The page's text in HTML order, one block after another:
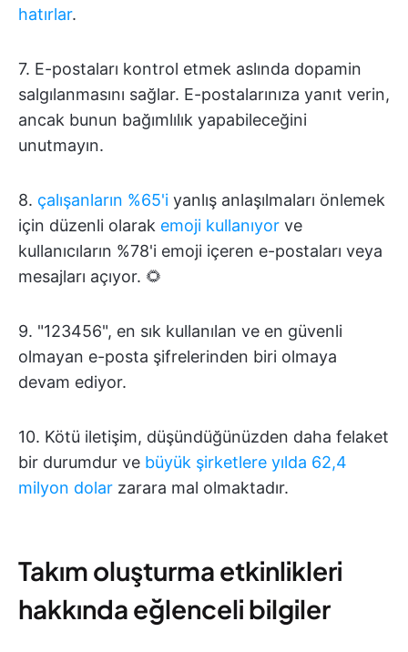
hatırlar.
7. E-postaları kontrol etmek aslında dopamin
salgılanmasını sağlar. E-postalarınıza yanıt verin,
ancak bunun bağımlılık yapabileceğini
unutmayın.
8. çalışanların %65'i yanlış anlaşılmaları önlemek
için düzenli olarak emoji kullanıyor ve
kullanıcıların %78'i emoji içeren e-postaları veya
mesajları açıyor. 🌻
9. "123456", en sık kullanılan ve en güvenli
olmayan e-posta şifrelerinden biri olmaya
devam ediyor.
10. Kötü iletişim, düşündüğünüzden daha felaket
bir durumdur ve büyük şirketlere yılda 62,4
milyon dolar zarara mal olmaktadır.
Takım oluşturma etkinlikleri
hakkında eğlenceli bilgiler